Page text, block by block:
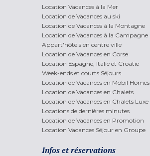
Location Vacances à la Mer
Location de Vacances au ski
Location de Vacances à la Montagne
Location de Vacances à la Campagne
Appart'hôtels en centre ville
Location de Vacances en Corse
Location Espagne, Italie et Croatie
Week-ends et courts Séjours
Location de Vacances en Mobil Homes
Location de Vacances en Chalets
Location de Vacances en Chalets Luxe
Locations de dernières minutes
Location de Vacances en Promotion
Location Vacances Séjour en Groupe
Infos et réservations